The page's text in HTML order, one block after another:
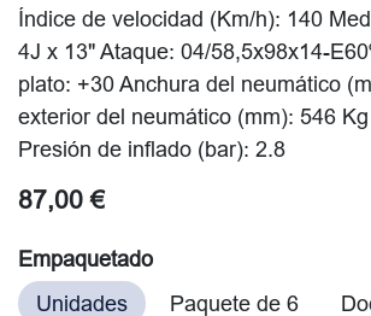
Índice de velocidad (Km/h): 140
4J x 13" Ataque: 04/58,5x98x14-
plato: +30 Anchura del neumático
exterior del neumático (mm): 546
Presión de inflado (bar): 2.8
87,00 €
Empaquetado
Unidades
Paquete de 6